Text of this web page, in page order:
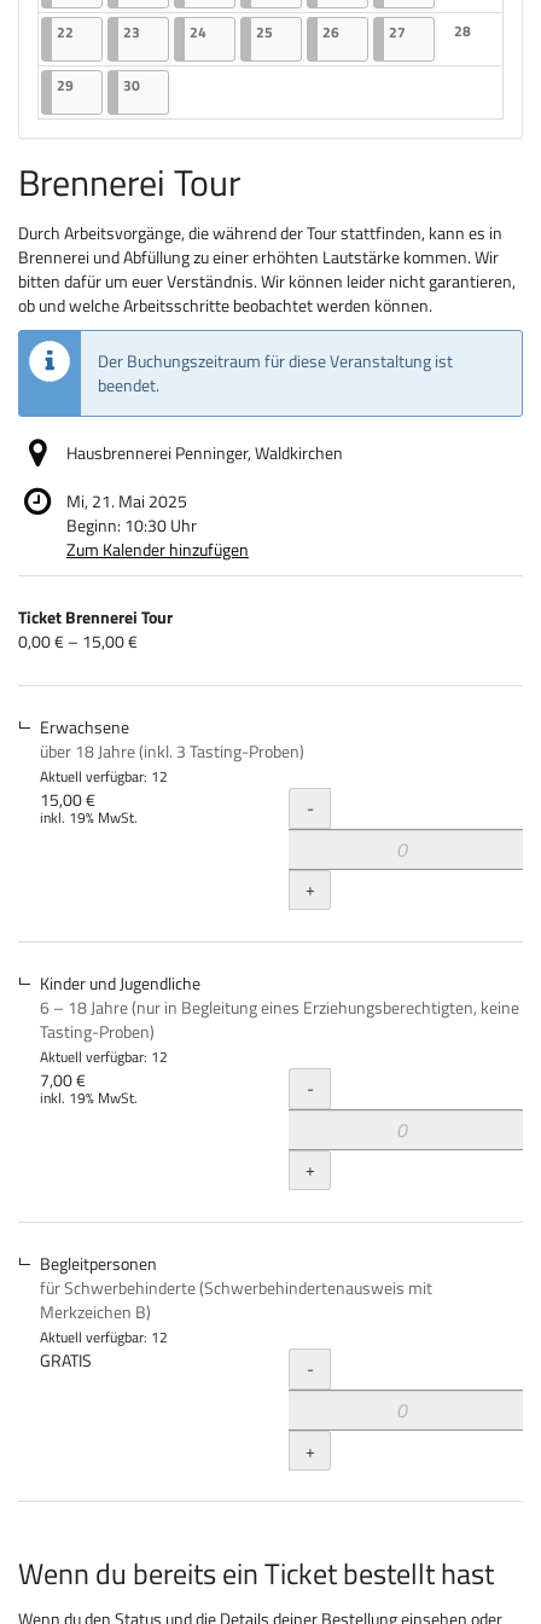
Keine
22 22.06.2026
2 Veranstaltungen
23 23.06.2026
2 Veranstaltungen
2424.06.2026
2 Veranstaltungen
25 25.06.2026
2 Veranstaltungen
2626.06.2026
2 Veranstaltungen
27 27.06.2026
2 Veranstaltungen
28
Keine
2929.06.2026
2 Veranstaltungen
3030.06.2026
2 Veranstaltungen
Brennerei Tour
Durch Arbeitsvorgänge, die während der Tour stattfinden, kann es in
Brennerei und Abfüllung zu einer erhöhten Lautstärke kommen. Wir
bitten dafür um euer Verständnis. Wir können leider nicht garantieren,
ob und welche Arbeitsschritte beobachtet werden können.
Der Buchungszeitraum für diese Veranstaltung ist
beendet.
Hausbrennerei Penninger, Waldkirchen
Mi, 21. Mai 2025
Beginn: 10:30Uhr
Zum Kalender hinzufügen
Produkte
Unkategorisierte
Produkte
Ticket Brennerei Tour
von
bis
0,00 € – 15,00 €
Erwachsene
über 18 Jahre (inkl. 3 Tasting-Proben)
Aktuell verfügbar: 12
15,00 €
inkl. 19% MwSt. Menge
-
+
Kinder und Jugendliche
6 – 18 Jahre (nur in Begleitung eines Erziehungsberechtigten, keine
Tasting-Proben)
Aktuell verfügbar: 12
7,00 €
inkl. 19% MwSt. Menge
-
+
Begleitpersonen
für Schwerbehinderte (Schwerbehindertenausweis mit
Merkzeichen B)
Aktuell verfügbar: 12
GRATIS Menge
-
+
Wenn du bereits ein Ticket bestellt hast